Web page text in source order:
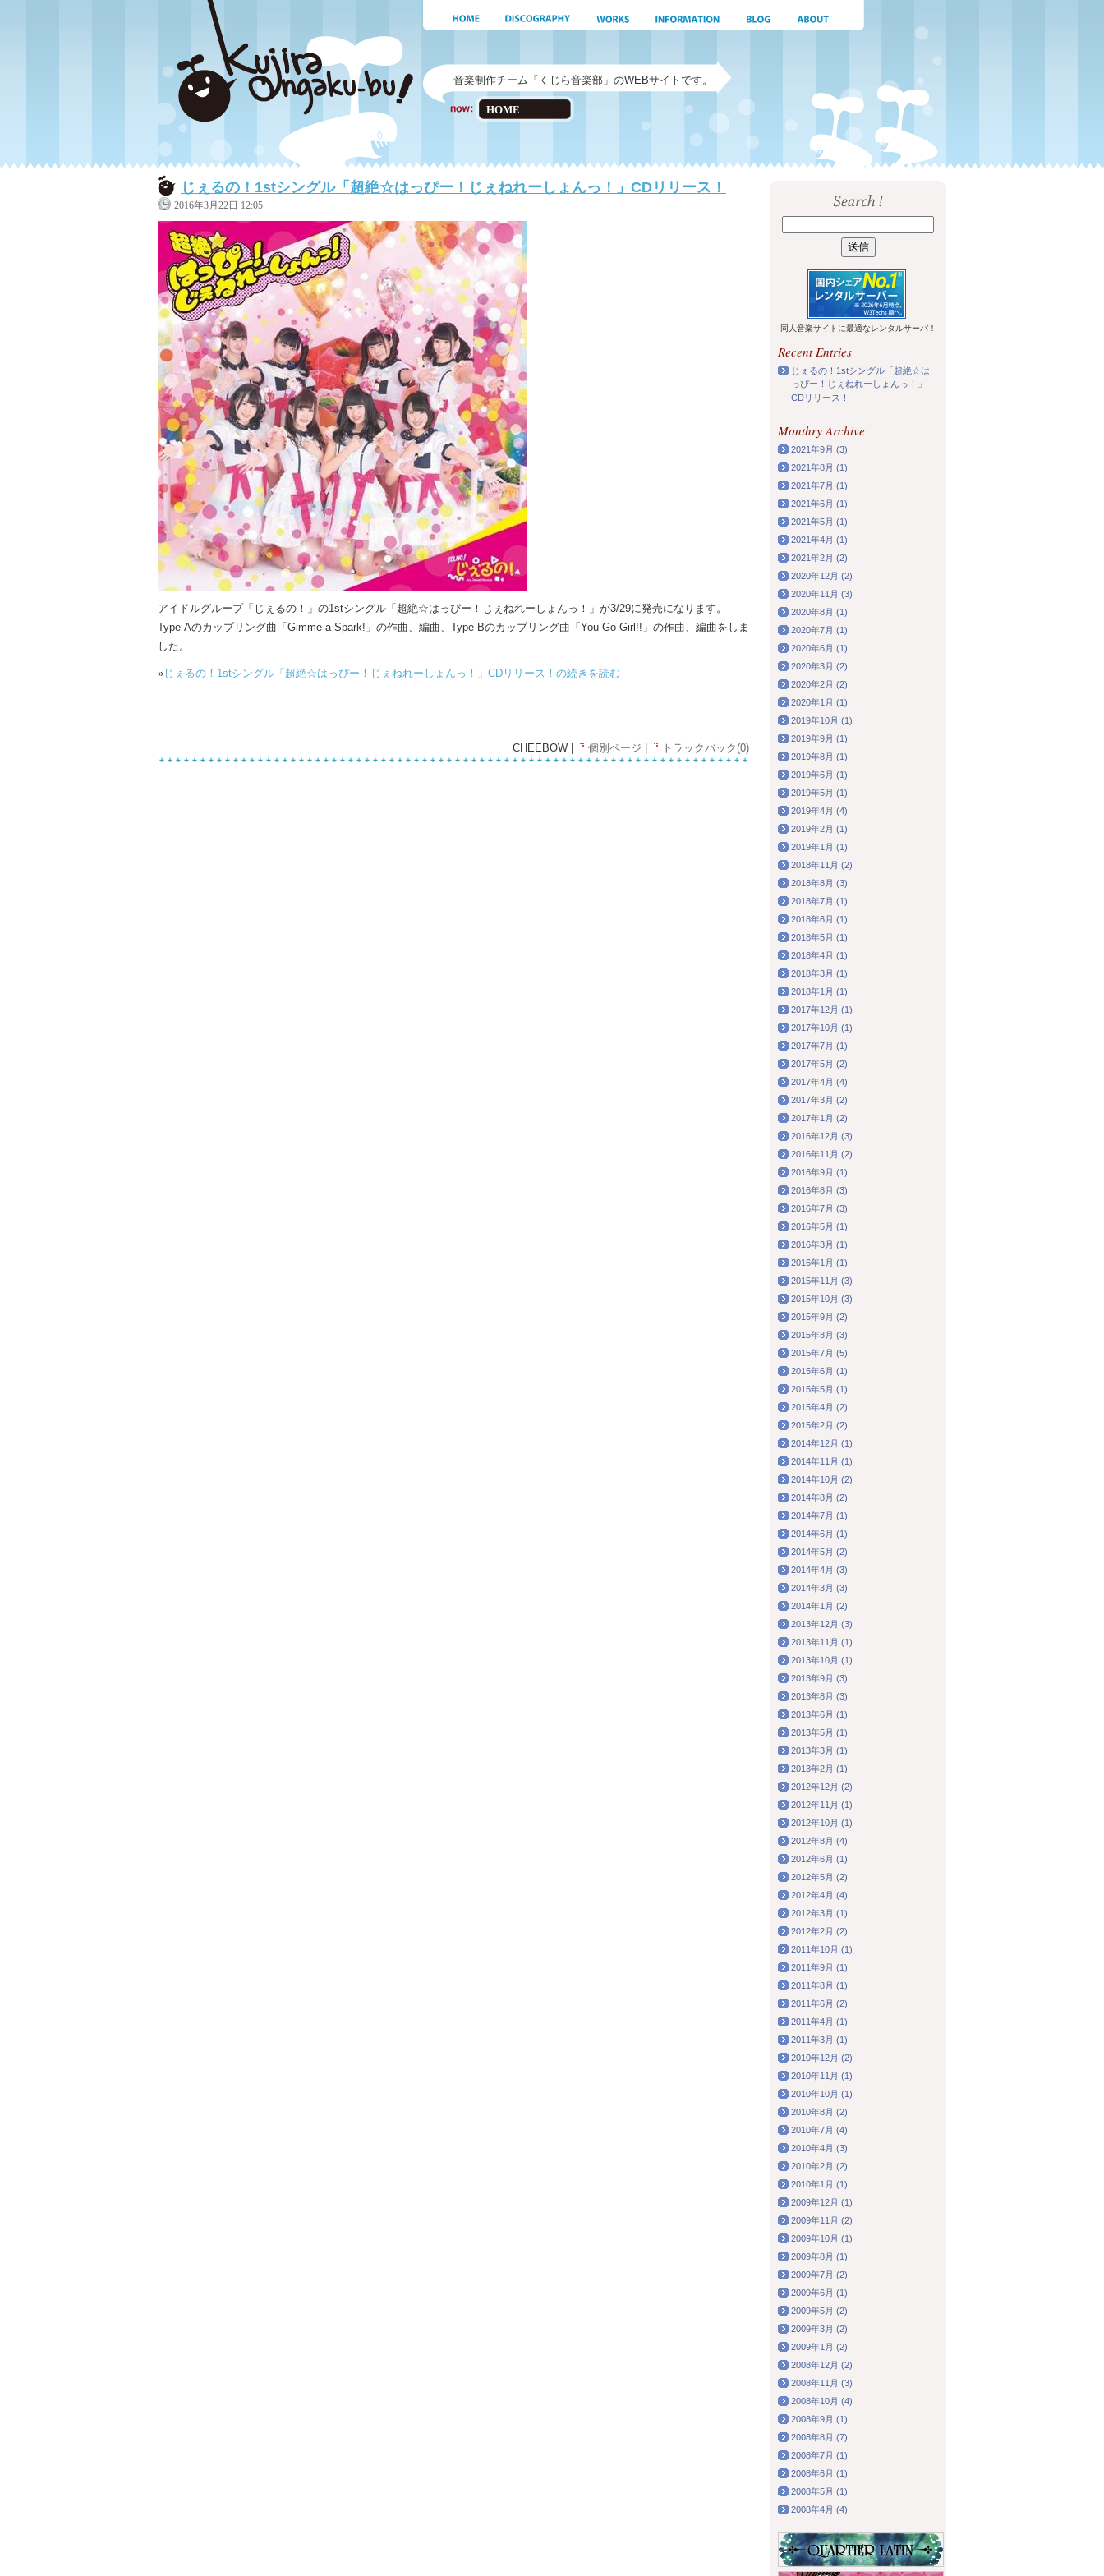
音楽制作チーム「くじら音楽部」のWEBサイトです。
HOME
じぇるの！1stシングル「超絶☆はっぴー！じぇねれーしょんっ！」CDリリース！
2016年3月22日 12:05
アイドルグループ「じぇるの！」の1stシングル「超絶☆はっぴー！じぇねれーしょんっ！」が3/29に発売になります。
Type-Aのカップリング曲「Gimme a Spark!」の作曲、編曲、Type-Bのカップリング曲「You Go Girl!!」の作曲、編曲をしま
した。
» じぇるの！1stシングル「超絶☆はっぴー！じぇねれーしょんっ！」CDリリース！の続きを読む
CHEEBOW | 個別ページ トラックバック(0)
同人音楽サイトに最適なレンタルサーバ！
Recent Entries
じぇるの！1stシングル「超絶☆は
っぴー！じぇねれーしょんっ！」
CDリリース！
Monthry Archive
2021年9月 (3)
2021年8月 (1)
2021年7月 (1)
2021年6月 (1)
2021年5月 (1)
2021年4月 (1)
2021年2月 (2)
2020年12月 (2)
2020年11月 (3)
2020年8月 (1)
2020年7月 (1)
2020年6月 (1)
2020年3月 (2)
2020年2月 (2)
2020年1月 (1)
2019年10月 (1)
2019年9月 (1)
2019年8月 (1)
2019年6月 (1)
2019年5月 (1)
2019年4月 (4)
2019年2月 (1)
2019年1月 (1)
2018年11月 (2)
2018年8月 (3)
2018年7月 (1)
2018年6月 (1)
2018年5月 (1)
2018年4月 (1)
2018年3月 (1)
2018年1月 (1)
2017年12月 (1)
2017年10月 (1)
2017年7月 (1)
2017年5月 (2)
2017年4月 (4)
2017年3月 (2)
2017年1月 (2)
2016年12月 (3)
2016年11月 (2)
2016年9月 (1)
2016年8月 (3)
2016年7月 (3)
2016年5月 (1)
2016年3月 (1)
2016年1月 (1)
2015年11月 (3)
2015年10月 (3)
2015年9月 (2)
2015年8月 (3)
2015年7月 (5)
2015年6月 (1)
2015年5月 (1)
2015年4月 (2)
2015年2月 (2)
2014年12月 (1)
2014年11月 (1)
2014年10月 (2)
2014年8月 (2)
2014年7月 (1)
2014年6月 (1)
2014年5月 (2)
2014年4月 (3)
2014年3月 (3)
2014年1月 (2)
2013年12月 (3)
2013年11月 (1)
2013年10月 (1)
2013年9月 (3)
2013年8月 (3)
2013年6月 (1)
2013年5月 (1)
2013年3月 (1)
2013年2月 (1)
2012年12月 (2)
2012年11月 (1)
2012年10月 (1)
2012年8月 (4)
2012年6月 (1)
2012年5月 (2)
2012年4月 (4)
2012年3月 (1)
2012年2月 (2)
2011年10月 (1)
2011年9月 (1)
2011年8月 (1)
2011年6月 (2)
2011年4月 (1)
2011年3月 (1)
2010年12月 (2)
2010年11月 (1)
2010年10月 (1)
2010年8月 (2)
2010年7月 (4)
2010年4月 (3)
2010年2月 (2)
2010年1月 (1)
2009年12月 (1)
2009年11月 (2)
2009年10月 (1)
2009年8月 (1)
2009年7月 (2)
2009年6月 (1)
2009年5月 (2)
2009年3月 (2)
2009年1月 (2)
2008年12月 (2)
2008年11月 (3)
2008年10月 (4)
2008年9月 (1)
2008年8月 (7)
2008年7月 (1)
2008年6月 (1)
2008年5月 (1)
2008年4月 (4)